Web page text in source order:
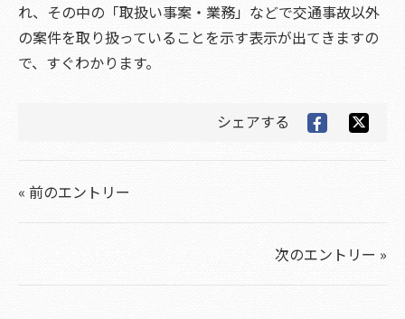
れ、その中の「取扱い事案・業務」などで交通事故以外
の案件を取り扱っていることを示す表示が出てきますの
で、すぐわかります。
シェアする
« 前のエントリー
次のエントリー »